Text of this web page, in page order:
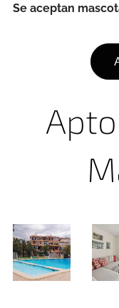
Se aceptan